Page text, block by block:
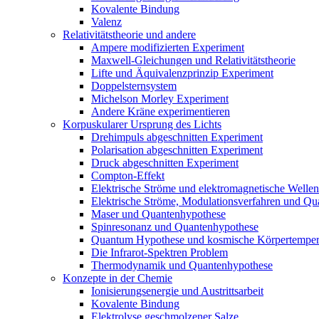
Kovalente Bindung
Valenz
Relativitätstheorie und andere
Ampere modifizierten Experiment
Maxwell-Gleichungen und Relativitätstheorie
Lifte und Äquivalenzprinzip Experiment
Doppelsternsystem
Michelson Morley Experiment
Andere Kräne experimentieren
Korpuskularer Ursprung des Lichts
Drehimpuls abgeschnitten Experiment
Polarisation abgeschnitten Experiment
Druck abgeschnitten Experiment
Compton-Effekt
Elektrische Ströme und elektromagnetische Wellen
Elektrische Ströme, Modulationsverfahren und
Maser und Quantenhypothese
Spinresonanz und Quantenhypothese
Quantum Hypothese und kosmische
Die Infrarot-Spektren Problem
Thermodynamik und Quantenhypothese
Konzepte in der Chemie
Ionisierungsenergie und Austrittsarbeit
Kovalente Bindung
Elektrolyse geschmolzener Salze